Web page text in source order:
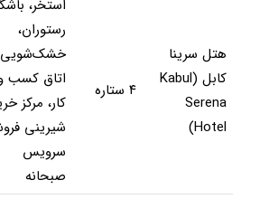
هتل سرینا
کابل (Kabul
Serena
Hotel)
۴ ستاره
استخر،
رستوران،
اتاق کسب
کار، مرکز
شیرینی
سرویس
صبحانه